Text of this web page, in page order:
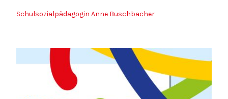
Schulsozialpädagogin Anne Buschbacher